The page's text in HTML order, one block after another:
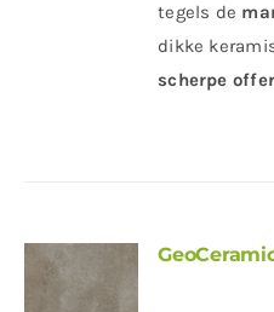
tegels de
dikke
scherpe